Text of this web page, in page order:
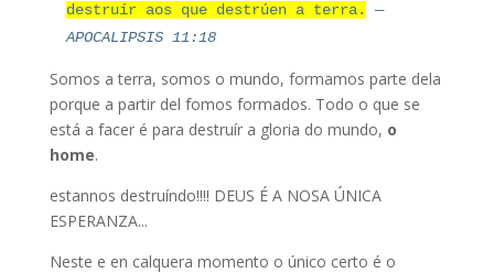
destruír aos que destrúen a terra.
—
APOCALIPSIS 11:18
Somos a terra, somos o mundo, formamos parte dela
porque a partir del fomos formados. Todo o que se
está a facer é para destruír a gloria do mundo, o
home.
estannos destruíndo!!!! DEUS É A NOSA ÚNICA
ESPERANZA...
Neste e en calquera momento o único certo é o